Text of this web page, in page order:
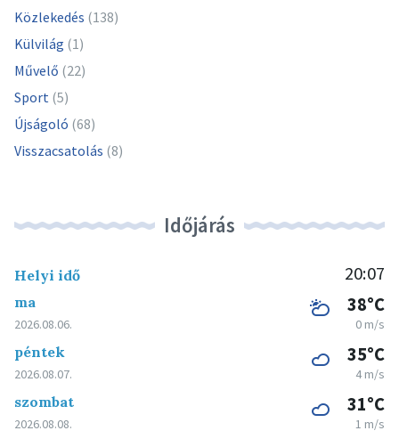
Közlekedés (138)
Külvilág (1)
Művelő (22)
Sport (5)
Újságoló (68)
Visszacsatolás (8)
Időjárás
Helyi idő 20:07
ma
2026.08.06.
38°C
0 m/s
péntek
2026.08.07.
35°C
4 m/s
szombat
2026.08.08.
31°C
1 m/s